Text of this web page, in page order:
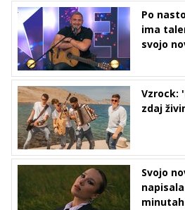
Po
ima
svojo
Vzrock:
zdaj
Svojo
minutah